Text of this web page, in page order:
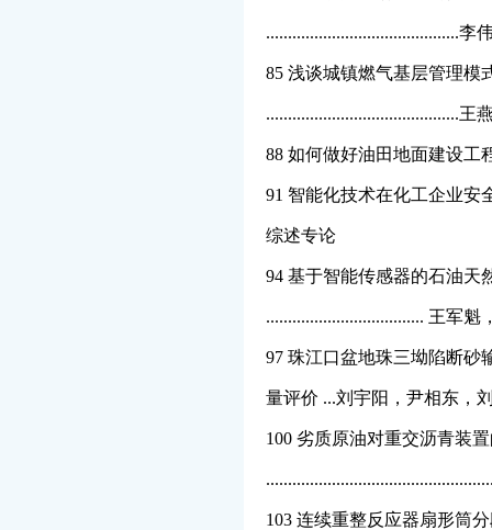
............................................
85 浅谈城镇燃气基层管理模
............................................
88 如何做好油田地面建设工
91 智能化技术在化工企业安
综述专论
94 基于智能传感器的石油天
.................................... 王军
97 珠江口盆地珠三坳陷断砂
量评价 ...刘宇阳，尹相东，
100 劣质原油对重交沥青装
103 连续重整反应器扇形筒